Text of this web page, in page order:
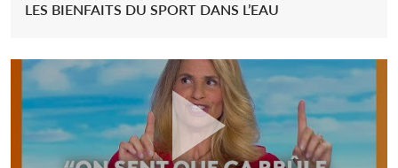
LES BIENFAITS DU SPORT DANS L’EAU